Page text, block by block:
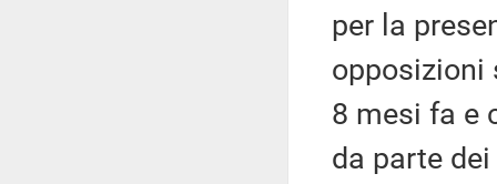
per la
opposizioni
8 mesi fa e
da parte